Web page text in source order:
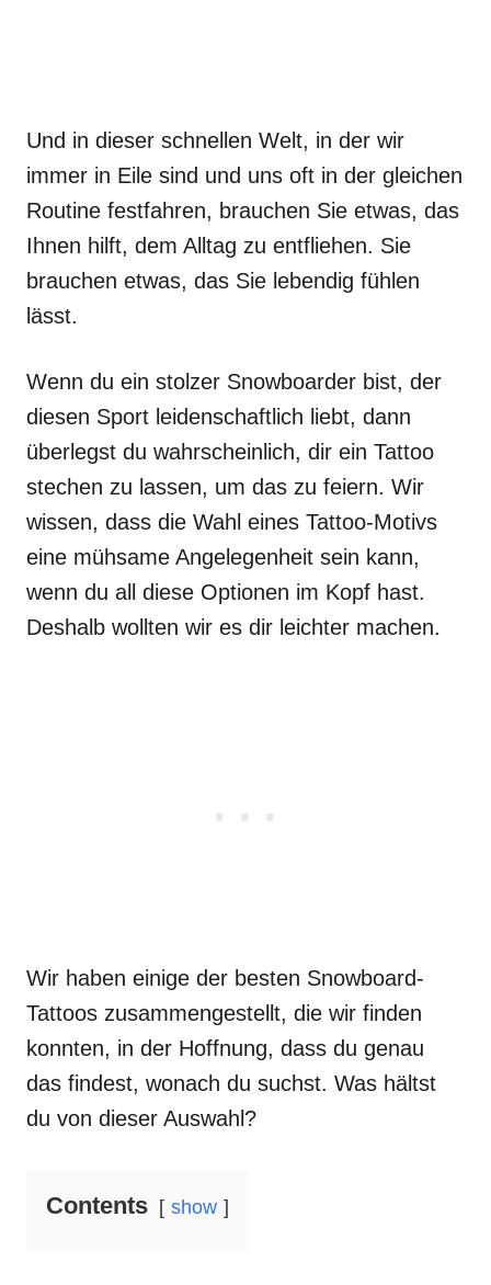
Und in dieser schnellen Welt, in der wir
immer in Eile sind und uns oft in der gleichen
Routine festfahren, brauchen Sie etwas, das
Ihnen hilft, dem Alltag zu entfliehen. Sie
brauchen etwas, das Sie lebendig fühlen
lässt.
Wenn du ein stolzer Snowboarder bist, der
diesen Sport leidenschaftlich liebt, dann
überlegst du wahrscheinlich, dir ein Tattoo
stechen zu lassen, um das zu feiern. Wir
wissen, dass die Wahl eines Tattoo-Motivs
eine mühsame Angelegenheit sein kann,
wenn du all diese Optionen im Kopf hast.
Deshalb wollten wir es dir leichter machen.
Wir haben einige der besten Snowboard-
Tattoos zusammengestellt, die wir finden
konnten, in der Hoffnung, dass du genau
das findest, wonach du suchst. Was hältst
du von dieser Auswahl?
Contents show